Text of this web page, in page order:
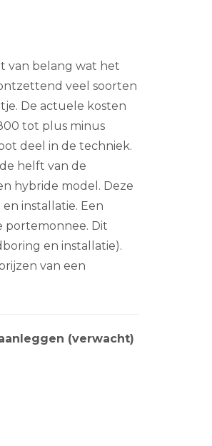
van belang wat het
veel soorten
De actuele kosten
tot plus minus
deel in de techniek.
helft van de
hybride model. Deze
installatie. Een
portemonnee. Dit
en installatie).
van een
(verwacht)